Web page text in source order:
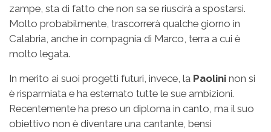
zampe, sta di fatto che non sa se riuscirà a spostarsi.
Molto probabilmente, trascorrerà qualche giorno in
Calabria, anche in compagnia di Marco, terra a cui è
molto legata.
In merito ai suoi progetti futuri, invece, la Paolini non si
è risparmiata e ha esternato tutte le sue ambizioni.
Recentemente ha preso un diploma in canto, ma il suo
obiettivo non è diventare una cantante, bensì